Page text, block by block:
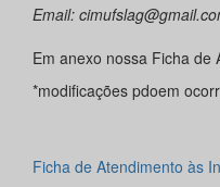
Email:
Em anexo nossa Ficha de
*modificações pdoem
Ficha de Atendimento às